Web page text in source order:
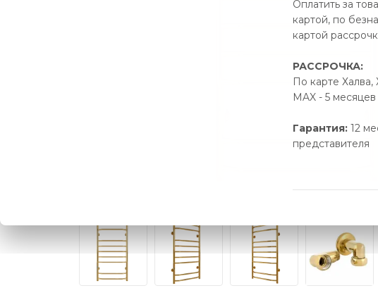
Оплатить за
картой, по
картой
РАССРОЧКА:
По карте Халва,
MAX - 5
Гарантия: 12
представителя